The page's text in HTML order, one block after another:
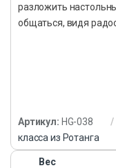
разложить
общаться, видя
Артикул: HG-038
класса из Ротанга
Вес